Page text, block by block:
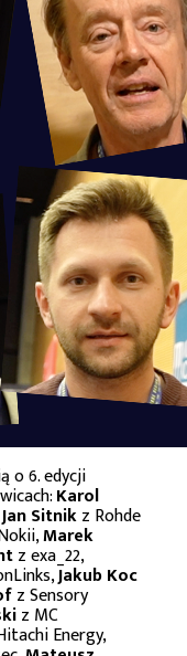
o 6. edycji
Karol
Jan Sitnikz Rohde
Marek
z exa_22,
Jakub Koc
z Sensory
z MC
Energy,